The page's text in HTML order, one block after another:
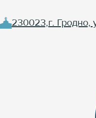
230023,г. Гродно,